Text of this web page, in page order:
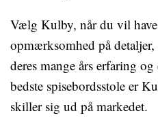
Vælg Kulby, når du vil
opmærksomhed på
deres mange års erfaring
bedste spisebordsstole er
skiller sig ud på markedet.